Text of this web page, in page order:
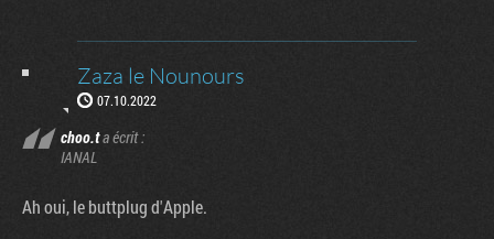
Zaza le Nounours
07.10.2022
choo.ta écrit :
IANAL
Ah oui, le buttplug d'Apple.